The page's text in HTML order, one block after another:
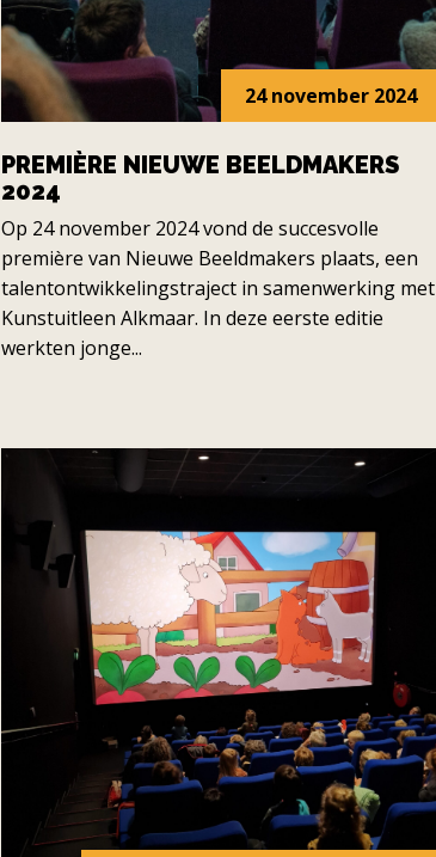
24 november 2024
PREMIÈRE NIEUWE BEELDMAKERS
2024
Op 24 november 2024 vond de succesvolle
première van Nieuwe Beeldmakers plaats, een
talentontwikkelingstraject in samenwerking met
Kunstuitleen Alkmaar. In deze eerste editie
werkten jonge...